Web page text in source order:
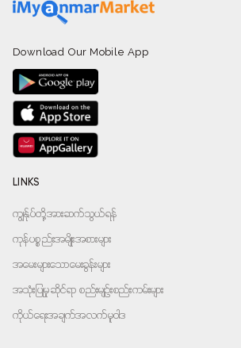
Download Our Mobile App
LINKS
ကျွန်ုပ်တို့အားဆက်သွယ်ရန်
ကုန်ပစ္စည်းအမျိုးအစားများ
အမေးများသောမေးခွန်းများ
အသုံးပြုမှုဆိုင်ရာ စည်းမျဉ်းစည်းကမ်းများ
ကိုယ်ရေးအချက်အလက်မူဝါဒ